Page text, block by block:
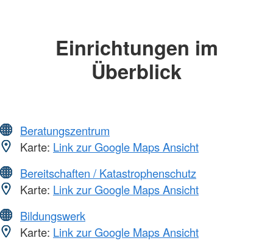
Einrichtungen im
Überblick
Beratungszentrum
Karte: Link zur Google Maps Ansicht
Bereitschaften / Katastrophenschutz
Karte: Link zur Google Maps Ansicht
Bildungswerk
Karte: Link zur Google Maps Ansicht